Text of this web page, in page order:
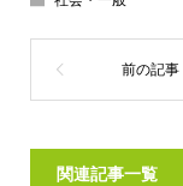
関連記事一覧